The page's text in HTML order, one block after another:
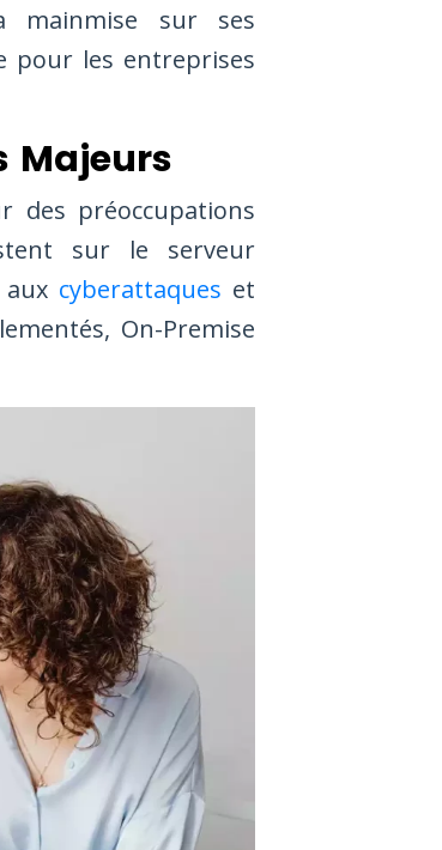
mainmise sur ses
pour les entreprises
Majeurs
des préoccupations
sur le serveur
cyberattaques et
On-Premise